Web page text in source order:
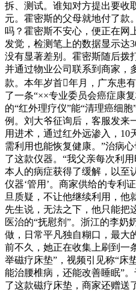
拆、测试。谁知对方提出要收
元。霍密斯的父母就地付了款
吗？霍密斯不安心，便正在网
发觉，检测笔上的数据显示达
没有显著差别。霍密斯随后拨
并通过物业公司联系到商家，
款。本年岁首年月，广东患
了一条“××专业委员会癌症康
的“红外理疗仪”能“清理癌细
例。刘大爷征询后，客服发来
用进术，通过红外远渗入，10
需利用也能恢复健康。”治病
了这款仪器。“我父亲每次利
本人的病症获得了缓解，以至
仪器‘管用’。商家供给的专利
旦质疑，不让他继续利用，他
先生说，无法之下，他只能把
医治的“抚慰剂”。浙江的李奶
做，日常平凡独自糊口，最大
前不久，她正在收集上刷到一
举磁疗床垫”，视频引见称“床
能治腰椎病，还能改善睡眠”
了这款磁疗床垫，商家还赠送